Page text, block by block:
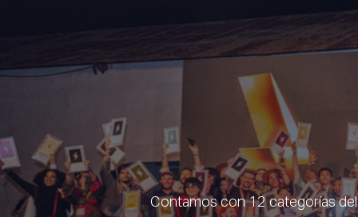
Contamos con 12 categorías del